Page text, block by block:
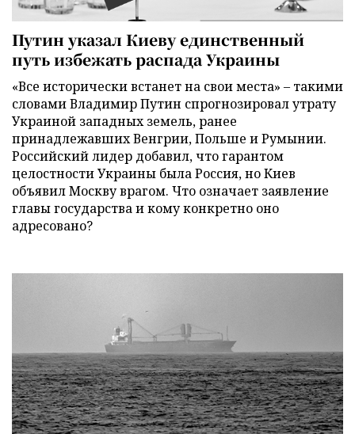
Путин указал Киеву единственный
путь избежать распада Украины
«Все исторически встанет на свои места» – такими
словами Владимир Путин спрогнозировал утрату
Украиной западных земель, ранее
принадлежавших Венгрии, Польше и Румынии.
Российский лидер добавил, что гарантом
целостности Украины была Россия, но Киев
объявил Москву врагом. Что означает заявление
главы государства и кому конкретно оно
адресовано?